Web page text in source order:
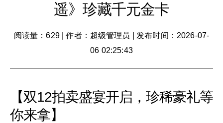
遥》珍藏千元金卡
阅读量：629|作者：超级管理员
发布时间：2026-07-
06 02:25:43
【双12拍卖盛宴开启，珍稀豪礼等
你来拿】